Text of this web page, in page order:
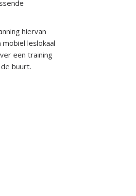
hiervan
leslokaal
een training
buurt.